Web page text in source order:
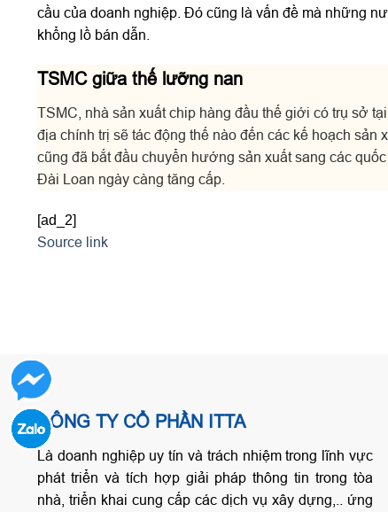
cầu của doanh nghiệp. Đó cũng là vấn đề mà những
khổng lồ bán dẫn.
TSMC giữa thế lưỡng nan
TSMC, nhà sản xuất chip hàng đầu thế giới có trụ sở
địa chính trị sẽ tác động thế nào đến các kế hoạch
cũng đã bắt đầu chuyển hướng sản xuất sang các
Đài Loan ngày càng tăng cấp.
[ad_2]
Source link
CÔNG TY CỔ PHẦN ITTA
Là doanh nghiệp uy tín và trách nhiệm trong lĩnh vực
phát triển và tích hợp giải pháp thông tin trong tòa
nhà, triển khai cung cấp các dịch vụ xây dựng,.. ứng